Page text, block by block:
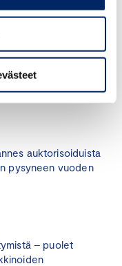
uusia
auktorisoiduista
pysyneen vuoden
– puolet